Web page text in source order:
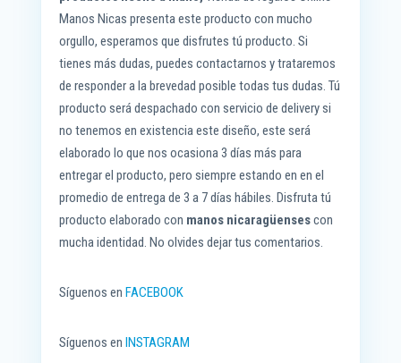
Manos Nicas presenta este producto con mucho
orgullo, esperamos que disfrutes tú producto. Si
tienes más dudas, puedes contactarnos y trataremos
de responder a la brevedad posible todas tus dudas. Tú
producto será despachado con servicio de delivery si
no tenemos en existencia este diseño, este será
elaborado lo que nos ocasiona 3 días más para
entregar el producto, pero siempre estando en en el
promedio de entrega de 3 a 7 días hábiles. Disfruta tú
producto elaborado con manos nicaragüensescon
mucha identidad. No olvides dejar tus comentarios.
Síguenos en FACEBOOK
Síguenos en INSTAGRAM